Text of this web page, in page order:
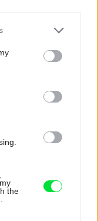
or more Google
You may click to
party tags to
in below Google
the